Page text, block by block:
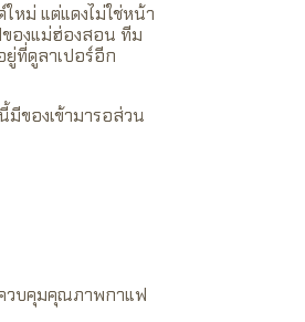
ใหม่ แต่แดงไม่ใช่หน้า
องแม่ฮ่องสอน ทีม
ยู่ที่ดูลาเปอร์อีก
มีของเข้ามารอส่วน
วบคุมคุณภาพกาแฟ